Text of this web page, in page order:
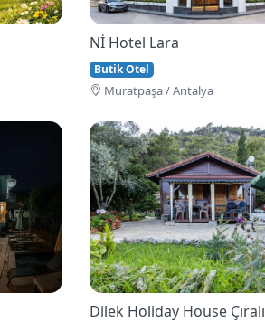
Nİ Hotel Lara
Butik Otel
Muratpaşa / Antalya
Dilek Holiday House Çıralı